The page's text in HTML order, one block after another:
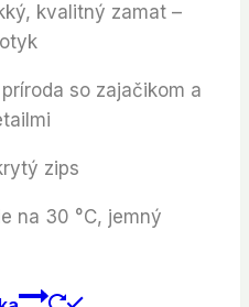
kvalitný zamat –
so zajačikom a
zips
na 30 °C, jemný